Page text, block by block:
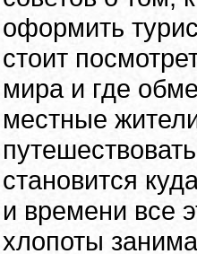
оформить
стоит
мира и где
местные
становится
и времени все
хлопоты